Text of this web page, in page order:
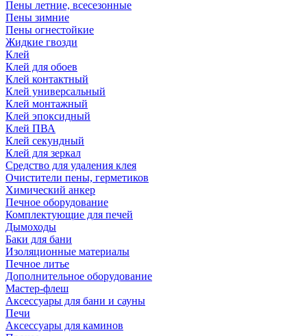
Пены летние, всесезонные
Пены зимние
Пены огнестойкие
Жидкие гвозди
Клей
Клей для обоев
Клей контактный
Клей универсальный
Клей монтажный
Клей эпоксидный
Клей ПВА
Клей секундный
Клей для зеркал
Средство для удаления клея
Очистители пены, герметиков
Химический анкер
Печное оборудование
Комплектующие для печей
Дымоходы
Баки для бани
Изоляционные материалы
Печное литье
Дополнительное оборудование
Мастер-флеш
Аксессуары для бани и сауны
Печи
Аксессуары для каминов